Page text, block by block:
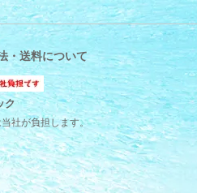
・送料について
ク
社が負担します。